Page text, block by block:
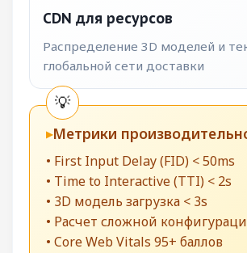
CDN для ресурсов
Распределение 3D моделей и
глобальной сети доставки
Метрики
• First Input Delay (FID) < 50ms
• Time to Interactive (TTI) < 2s
• 3D модель загрузка < 3s
• Расчет сложной
• Core Web Vitals 95+ баллов